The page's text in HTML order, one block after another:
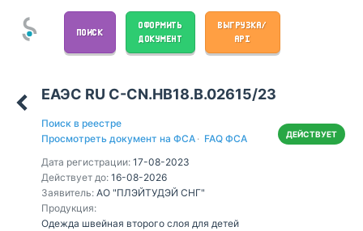
ПОИСК
ОФОРМИТЬ
ДОКУМЕНТ
ВЫГРУЗКА/
API
ЕАЭС RU С-CN.НВ18.В.02615/23
Поиск в реестре
Просмотреть документ на ФСА · FAQ ФСА
Дата регистрации: 17-08-2023
Действует до: 16-08-2026
Заявитель: АО "ПЛЭЙТУДЭЙ СНГ"
Продукция:
Одежда швейная второго слоя для детей
ДЕЙСТВУЕТ